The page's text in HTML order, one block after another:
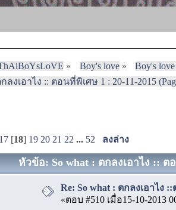
» Boy's love»
Boy's
กลงเอาไง :: ตอนที่พิเศษ 1 : 20-11-2015
17 [18] 19 20 21 22 ... 52 ลงล่าง
หัวข้อ: So what : ตกลงเอาไง :: ต
Re: So what : ตกลงเอาไง ::
«ตอบ #510 เมื่อ15-10-2013